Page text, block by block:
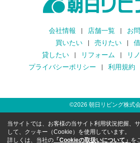
会社情報 店舗一覧
お
買いたい
売りたい
貸したい
リフォーム
リ
プライバシーポリシー
利用規約
©2026 朝日リビング株式
当サイトでは、お客様の当サイト利用状況把握、
して、クッキー（Cookie）を使用しています。
詳しくは、当社の 「Cookieの取扱いについて」 を